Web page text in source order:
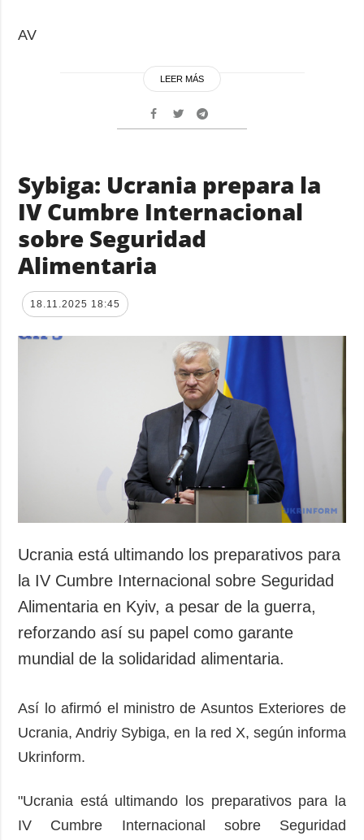
AV
LEER MÁS
Sybiga: Ucrania prepara la
IV Cumbre Internacional
sobre Seguridad
Alimentaria
18.11.2025 18:45
Ucrania está ultimando los preparativos para
la IV Cumbre Internacional sobre Seguridad
Alimentaria en Kyiv, a pesar de la guerra,
reforzando así su papel como garante
mundial de la solidaridad alimentaria.
Así lo afirmó el ministro de Asuntos Exteriores de
Ucrania, Andriy Sybiga, en la red X, según informa
Ukrinform.
"Ucrania está ultimando los preparativos para la
IV Cumbre Internacional sobre Seguridad